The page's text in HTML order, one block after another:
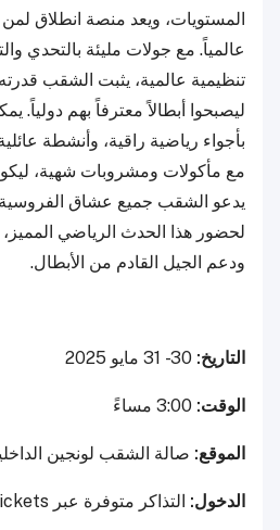
المستويات، ويعد منصة انطلاق
عالمياً. مع جولات مليئة بالتحدي
تنظيمية عالمية، يثبت الشقب
ليصبحوا أبطالاً معترفاً بهم دولياً.
بأجواء رياضية راقية، وأنشطة
مع مأكولات ومشروبات شهية،
يدعو الشقب جميع عشاق الفروسية
لحضور هذا الحدث الرياضي المميز،
ودعم الجيل القادم من الأبطال.
التاريخ:
الوقت:
الموقع: صالة الشقب لونجين
الدخول: التذاكر متوفرة عبر Q-Tickets.